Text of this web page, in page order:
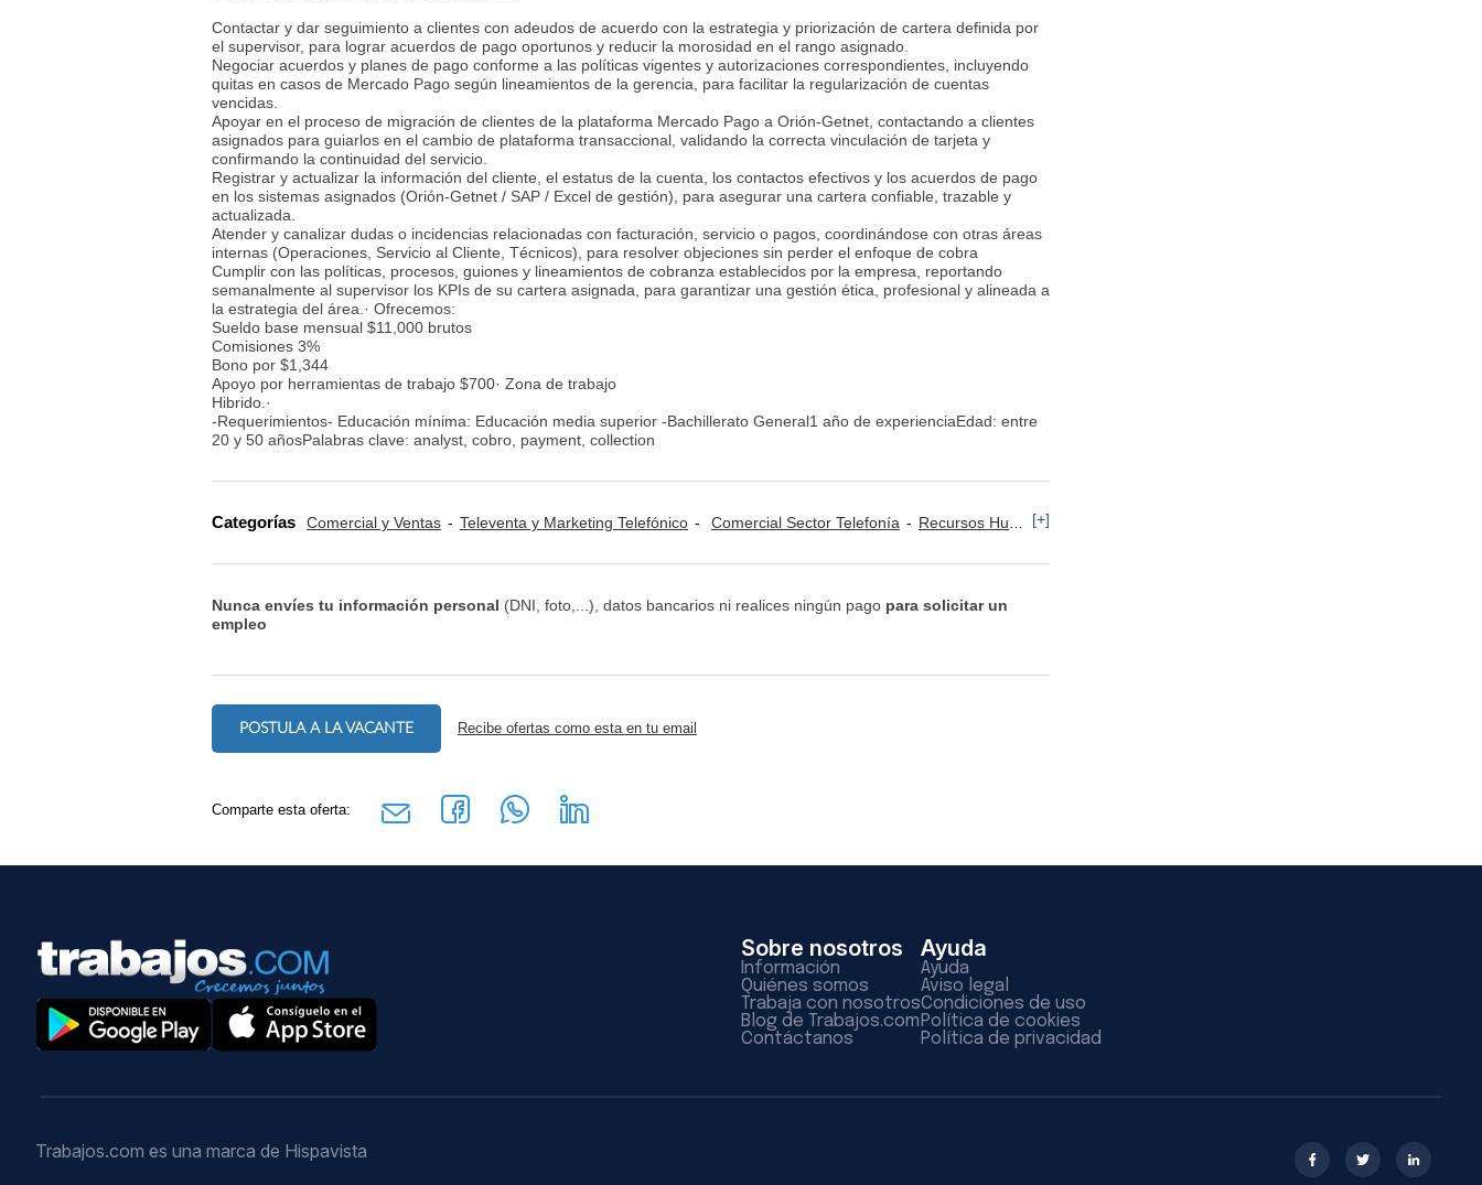
Contactar y dar seguimiento a clientes con adeudos de acuerdo con la estrategia y priorización de cartera definida por
el supervisor, para lograr acuerdos de pago oportunos y reducir la morosidad en el rango asignado.
Negociar acuerdos y planes de pago conforme a las políticas vigentes y autorizaciones correspondientes, incluyendo
quitas en casos de Mercado Pago según lineamientos de la gerencia, para facilitar la regularización de cuentas
vencidas.
Apoyar en el proceso de migración de clientes de la plataforma Mercado Pago a Orión-Getnet, contactando a clientes
asignados para guiarlos en el cambio de plataforma transaccional, validando la correcta vinculación de tarjeta y
confirmando la continuidad del servicio.
Registrar y actualizar la información del cliente, el estatus de la cuenta, los contactos efectivos y los acuerdos de pago
en los sistemas asignados (Orión-Getnet / SAP / Excel de gestión), para asegurar una cartera confiable, trazable y
actualizada.
Atender y canalizar dudas o incidencias relacionadas con facturación, servicio o pagos, coordinándose con otras áreas
internas (Operaciones, Servicio al Cliente, Técnicos), para resolver objeciones sin perder el enfoque de cobra
Cumplir con las políticas, procesos, guiones y lineamientos de cobranza establecidos por la empresa, reportando
semanalmente al supervisor los KPIs de su cartera asignada, para garantizar una gestión ética, profesional y alineada a
la estrategia del área.· Ofrecemos:
Sueldo base mensual $11,000 brutos
Comisiones 3%
Bono por $1,344
Apoyo por herramientas de trabajo $700· Zona de trabajo
Hibrido.·
-Requerimientos- Educación mínima: Educación media superior -Bachillerato General1 año de experienciaEdad: entre
20 y 50 añosPalabras clave: analyst, cobro, payment, collection
Categorías Comercial y Ventas Televenta y Marketing Telefónico Comercial Sector Telefonía Recursos Humanos: Selección de Personal [+]
Nunca envíes tu información personal (DNI, foto,...), datos bancarios ni realices ningún pago para solicitar un
empleo
POSTULA A LA VACANTE Recibe ofertas como esta en tu email
Comparte esta oferta:
Sobre nosotros
Información
Quiénes somos
Trabaja con nosotros
Blog de Trabajos.com
Contáctanos
Ayuda
Ayuda
Aviso legal
Condiciones de uso
Política de cookies
Política de privacidad
Trabajos.com es una marca de Hispavista